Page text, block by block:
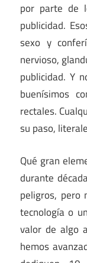
por parte de
publicidad.
sexo y
nervioso,
publicidad. Y
buenísimos
rectales.
su paso,
Qué gran
durante
peligros, pero
tecnología o
valor de algo
hemos